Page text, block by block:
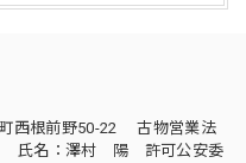
西根前野50-22 古物営業法
氏名：澤村 陽 許可公安委